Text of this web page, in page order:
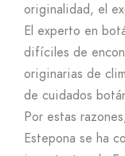
originalidad, el
El experto en
difíciles de
originarias de
de cuidados
Por estas
Estepona se ha